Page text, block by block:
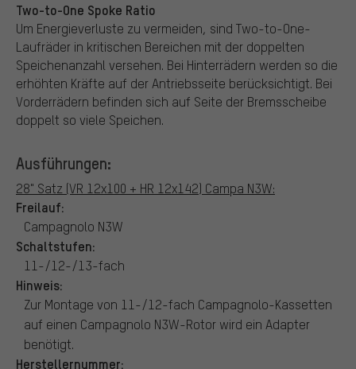
Two-to-One Spoke Ratio
Um Energieverluste zu vermeiden, sind Two-to-One-
Laufräder in kritischen Bereichen mit der doppelten
Speichenanzahl versehen. Bei Hinterrädern werden so die
erhöhten Kräfte auf der Antriebsseite berücksichtigt. Bei
Vorderrädern befinden sich auf Seite der Bremsscheibe
doppelt so viele Speichen.
Ausführungen:
28" Satz (VR 12x100 + HR 12x142) Campa N3W:
Freilauf:
Campagnolo N3W
Schaltstufen:
11-/12-/13-fach
Hinweis:
Zur Montage von 11-/12-fach Campagnolo-Kassetten
auf einen Campagnolo N3W-Rotor wird ein Adapter
benötigt.
Herstellernummer: